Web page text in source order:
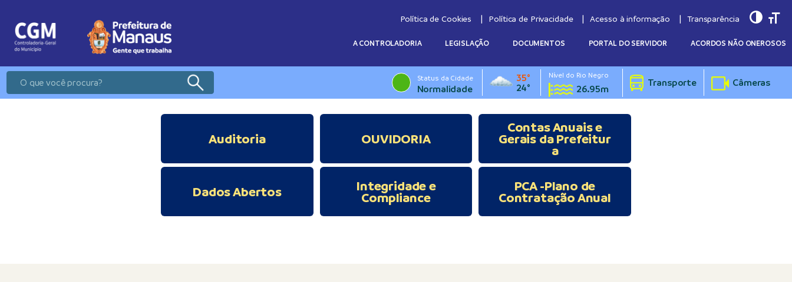
Política de Cookies Política de Privacidade Acesso à informação Transparência
A CONTROLADORIA LEGISLAÇÃO DOCUMENTOS PORTAL DO SERVIDOR ACORDOS NÃO ONEROSOS
Status da Cidade
Normalidade
35°
24°
Nível do Rio Negro
26.95m Transporte Câmeras
Auditoria OUVIDORIA
Contas Anuais e
Gerais da Prefeitur
a
Dados Abertos Integridade e
Compliance
PCA -Plano de
Contratação Anual